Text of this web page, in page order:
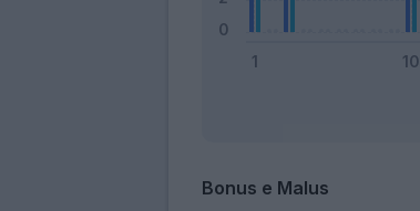
Bonus e Malus